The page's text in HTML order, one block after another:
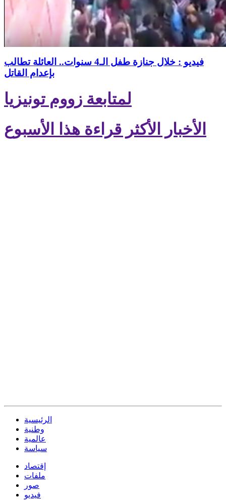
فيديو : خلال جنازة طفل الـ4 سنوات.. العائلة تطالب
بإعدام القاتل
لمتابعة زووم تونيزيا
الأخبار الأكثر قراءة هذا الأسبوع
الرئيسية
وطنية
عالمية
سياسة
إقتصاد
ملفات
صور
فيديو